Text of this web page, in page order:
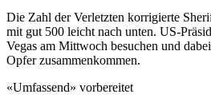
Die Zahl der Verletzten korrigierte
mit gut 500 leicht nach unten. US-
Vegas am Mittwoch besuchen und
Opfer zusammenkommen.
«Umfassend» vorbereitet